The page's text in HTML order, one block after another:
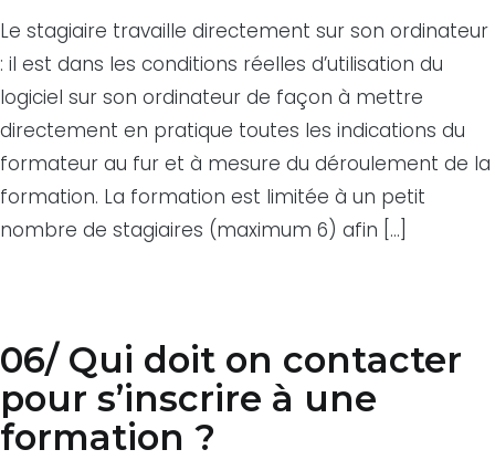
Le stagiaire travaille directement sur son ordinateur
: il est dans les conditions réelles d’utilisation du
logiciel sur son ordinateur de façon à mettre
directement en pratique toutes les indications du
formateur au fur et à mesure du déroulement de la
formation. La formation est limitée à un petit
nombre de stagiaires (maximum 6) afin […]
06/ Qui doit on contacter
pour s’inscrire à une
formation ?